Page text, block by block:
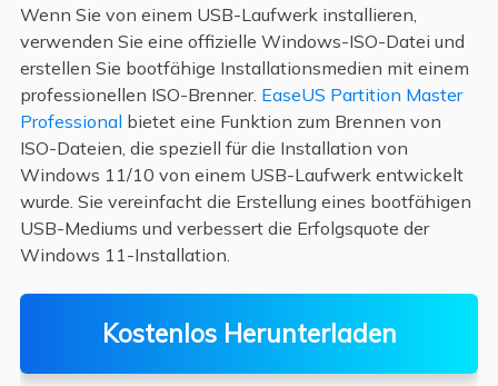
Wenn Sie von einem USB-Laufwerk installieren,
verwenden Sie eine offizielle Windows-ISO-Datei und
erstellen Sie bootfähige Installationsmedien mit einem
professionellen ISO-Brenner. EaseUS Partition Master
Professional bietet eine Funktion zum Brennen von
ISO-Dateien, die speziell für die Installation von
Windows 11/10 von einem USB-Laufwerk entwickelt
wurde. Sie vereinfacht die Erstellung eines bootfähigen
USB-Mediums und verbessert die Erfolgsquote der
Windows 11-Installation.
Kostenlos Herunterladen